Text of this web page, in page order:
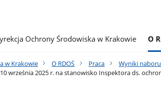
Ochrony Środowiska w Krakowie O
w Krakowie O RDOŚ Praca Wyniki naboru
września 2025 r. na stanowisko Inspektora ds.